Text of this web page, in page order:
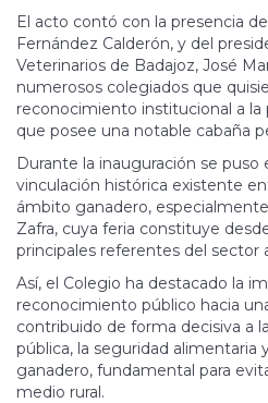
El acto contó con la presencia
Fernández Calderón, y del
Veterinarios de Badajoz, José
numerosos colegiados que
reconocimiento institucional a la
que posee una notable cabaña
Durante la inauguración se puso
vinculación histórica existente
ámbito ganadero,
Zafra, cuya feria constituye
principales referentes del sector
Así, el Colegio ha destacado la
reconocimiento público hacia
contribuido de forma decisiva a
pública, la seguridad alimentaria
ganadero, fundamental para
medio rural.